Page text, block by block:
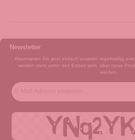
Newsletter
Abonnieren Sie jetzt einfach unseren regelmäßig
werden stets unter den Ersten sein, über neue
werden.